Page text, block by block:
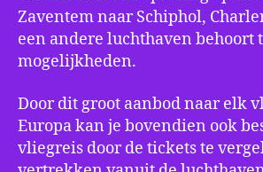
Zaventem naar Schiphol,
een andere luchthaven behoort
mogelijkheden.
Door dit groot aanbod naar elk
Europa kan je bovendien ook
vliegreis door de tickets te